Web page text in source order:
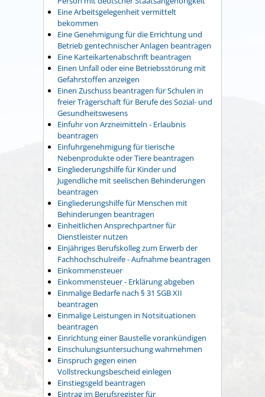
Eine Arbeitsgelegenheit vermittelt
bekommen
Eine Genehmigung für die Errichtung und
Betrieb gentechnischer Anlagen beantragen
Eine Karteikartenabschrift beantragen
Einen Unfall oder eine Betriebsstörung mit
Gefahrstoffen anzeigen
Einen Zuschuss beantragen für Schulen in
freier Trägerschaft für Berufe des Sozial- und
Gesundheitswesens
Einfuhr von Arzneimitteln - Erlaubnis
beantragen
Einfuhrgenehmigung für tierische
Nebenprodukte oder Tiere beantragen
Eingliederungshilfe für Kinder und
Jugendliche mit seelischen Behinderungen
beantragen
Eingliederungshilfe für Menschen mit
Behinderungen beantragen
Einheitlichen Ansprechpartner für
Dienstleister nutzen
Einjähriges Berufskolleg zum Erwerb der
Fachhochschulreife - Aufnahme beantragen
Einkommensteuer
Einkommensteuer - Erklärung abgeben
Einmalige Bedarfe nach § 31 SGB XII
beantragen
Einmalige Leistungen in Notsituationen
beantragen
Einrichtung einer Baustelle vorankündigen
Einschulungsuntersuchung wahrnehmen
Einspruch gegen einen
Vollstreckungsbescheid einlegen
Einstiegsgeld beantragen
Eintrag im Berufsregister für